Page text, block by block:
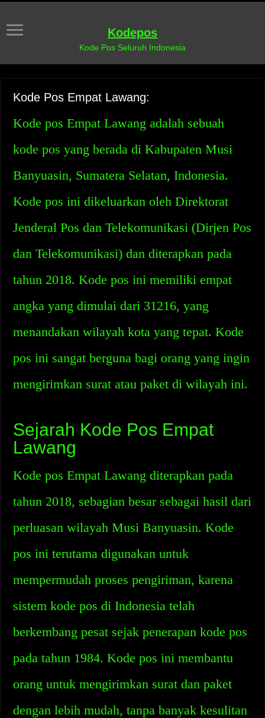
Kodepos
Kode Pos Seluruh Indonesia
Kode Pos Empat Lawang:
Kode pos Empat Lawang adalah sebuah
kode pos yang berada di Kabupaten Musi
Banyuasin, Sumatera Selatan, Indonesia.
Kode pos ini dikeluarkan oleh Direktorat
Jenderal Pos dan Telekomunikasi (Dirjen Pos
dan Telekomunikasi) dan diterapkan pada
tahun 2018. Kode pos ini memiliki empat
angka yang dimulai dari 31216, yang
menandakan wilayah kota yang tepat. Kode
pos ini sangat berguna bagi orang yang ingin
mengirimkan surat atau paket di wilayah ini.
Sejarah Kode Pos Empat
Lawang
Kode pos Empat Lawang diterapkan pada
tahun 2018, sebagian besar sebagai hasil dari
perluasan wilayah Musi Banyuasin. Kode
pos ini terutama digunakan untuk
mempermudah proses pengiriman, karena
sistem kode pos di Indonesia telah
berkembang pesat sejak penerapan kode pos
pada tahun 1984. Kode pos ini membantu
orang untuk mengirimkan surat dan paket
dengan lebih mudah, tanpa banyak kesulitan